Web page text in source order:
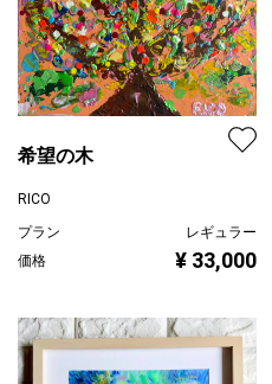
希望の木
RICO
プラン
レギュラー
価格
¥ 33,000